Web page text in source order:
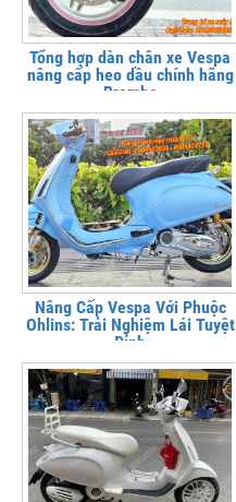
Tổng hợp dàn chân xe Vespa
nâng cấp heo dầu chính hãng
Brembo
Nâng Cấp Vespa Với Phuộc
Ohlins: Trải Nghiệm Lái Tuyệt
Đỉnh